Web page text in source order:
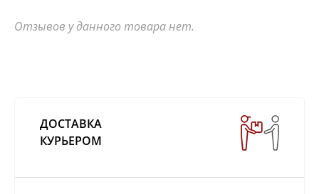
Отзывов у данного товара нет.
ДОСТАВКА
КУРЬЕРОМ